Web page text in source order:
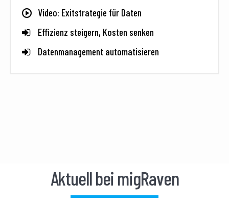
Video: Exitstrategie für Daten
Effizienz steigern, Kosten senken
Datenmanagement automatisieren
Aktuell bei migRaven